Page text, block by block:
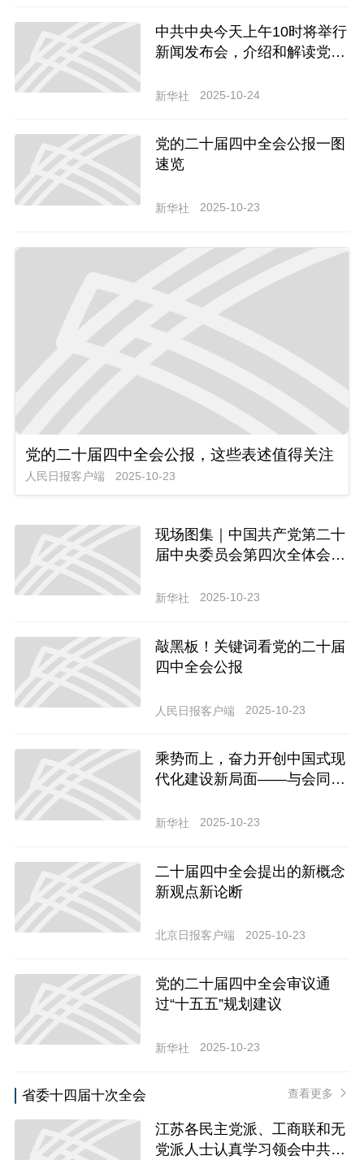
中共中央今天上午10时将举行
新闻发布会，介绍和解读党的
新华社 2025-10-24
党的二十届四中全会公报一图
速览
新华社 2025-10-23
党的二十届四中全会公报，这些表述值得关注
人民日报客户端 2025-10-23
现场图集｜中国共产党第二十
届中央委员会第四次全体会议
新华社 2025-10-23
敲黑板！关键词看党的二十届
四中全会公报
人民日报客户端 2025-10-23
乘势而上，奋力开创中国式现
代化建设新局面——与会同志
会精神
新华社 2025-10-23
二十届四中全会提出的新概念
新观点新论断
北京日报客户端 2025-10-23
党的二十届四中全会审议通
过“十五五”规划建议
新华社 2025-10-23
省委十四届十次全会 查看更多
江苏各民主党派、工商联和无
党派人士认真学习领会中共江